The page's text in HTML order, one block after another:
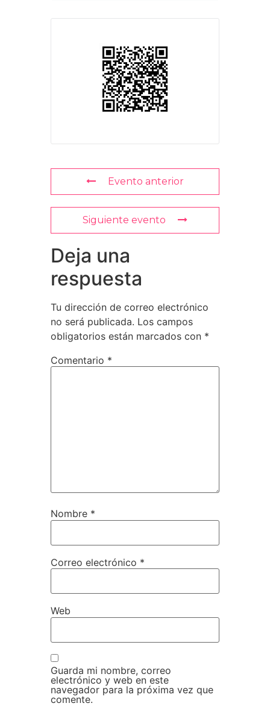
Evento anterior
Siguiente evento
Deja una
respuesta
Tu dirección de correo electrónico
no será publicada. Los campos
obligatorios están marcados con *
Comentario *
Nombre *
Correo electrónico *
Web
Guarda mi nombre, correo
electrónico y web en este
navegador para la próxima vez que
comente.